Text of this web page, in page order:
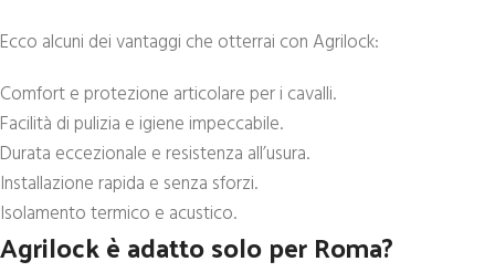
Ecco alcuni dei vantaggi che otterrai con Agrilock:
Comfort e protezione articolare per i cavalli.
Facilità di pulizia e igiene impeccabile.
Durata eccezionale e resistenza all’usura.
Installazione rapida e senza sforzi.
Isolamento termico e acustico.
Agrilock è adatto solo per Roma?